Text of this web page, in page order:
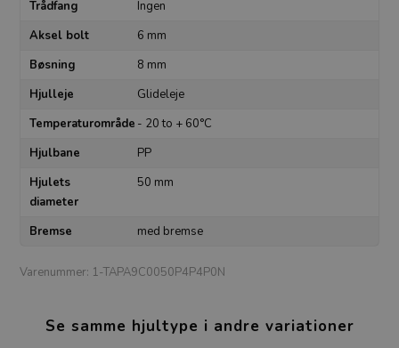
Trådfang
Ingen
Aksel bolt
6 mm
Bøsning
8 mm
Hjulleje
Glideleje
Temperaturområde - 20 to + 60°C
Hjulbane
PP
Hjulets
diameter
50 mm
Bremse med bremse
Varenummer: 1-TAPA9C0050P4P4P0N
Se samme hjultype i andre variationer